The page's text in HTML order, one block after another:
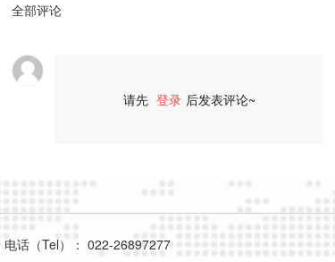
全部评论
请先 登录 后发表评论~
电话（Tel）： 022-26897277